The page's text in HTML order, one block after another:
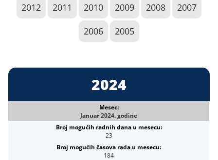
2012 2011 2010 2009 2008 2007
2006 2005
2024
Januar 2024. godine
23
184